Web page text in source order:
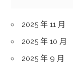
2025 年 11 月
2025 年 10 月
2025 年 9 月